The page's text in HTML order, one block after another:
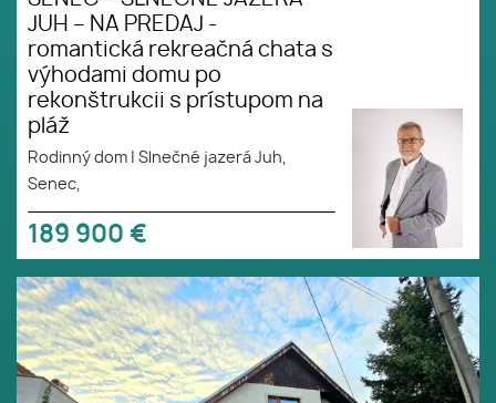
JUH – NA PREDAJ -
romantická rekreačná chata s
výhodami domu po
rekonštrukcii s prístupom na
pláž
Rodinný dom
Slnečné jazerá Juh,
Senec,
189 900 €
REZERVOVANÉ - NOVÁ CENA -
Okr. Senec - TUREŇ -
EXKLUZÍVNE NA PREDAJ
rodinný dom na 8 á pozemku s
veľkometrážnymi izbami